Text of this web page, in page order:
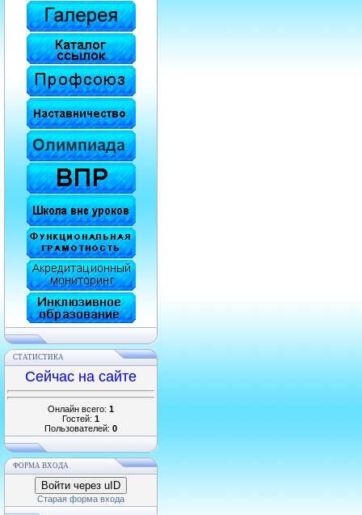
СТАТИСТИКА
Сейчас на сайте
Онлайн всего: 1
Гостей: 1
Пользователей: 0
ФОРМА ВХОДА
Войти через uID
Старая форма входа